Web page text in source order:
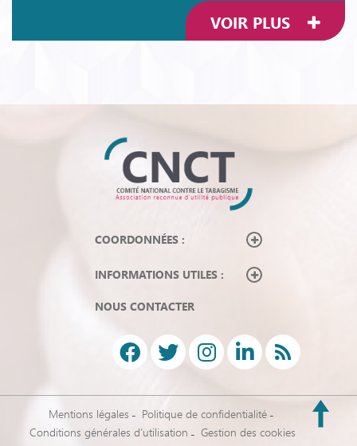
VOIR PLUS
COORDONNÉES :
INFORMATIONS UTILES :
NOUS CONTACTER
Mentions légales
Politique de confidentialité
Conditions générales d’utilisation
Gestion des cookies